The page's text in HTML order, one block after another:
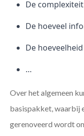
De
De hoeveel
De
…
Over het algemeen
basispakket, waarbij
gerenoveerd wordt